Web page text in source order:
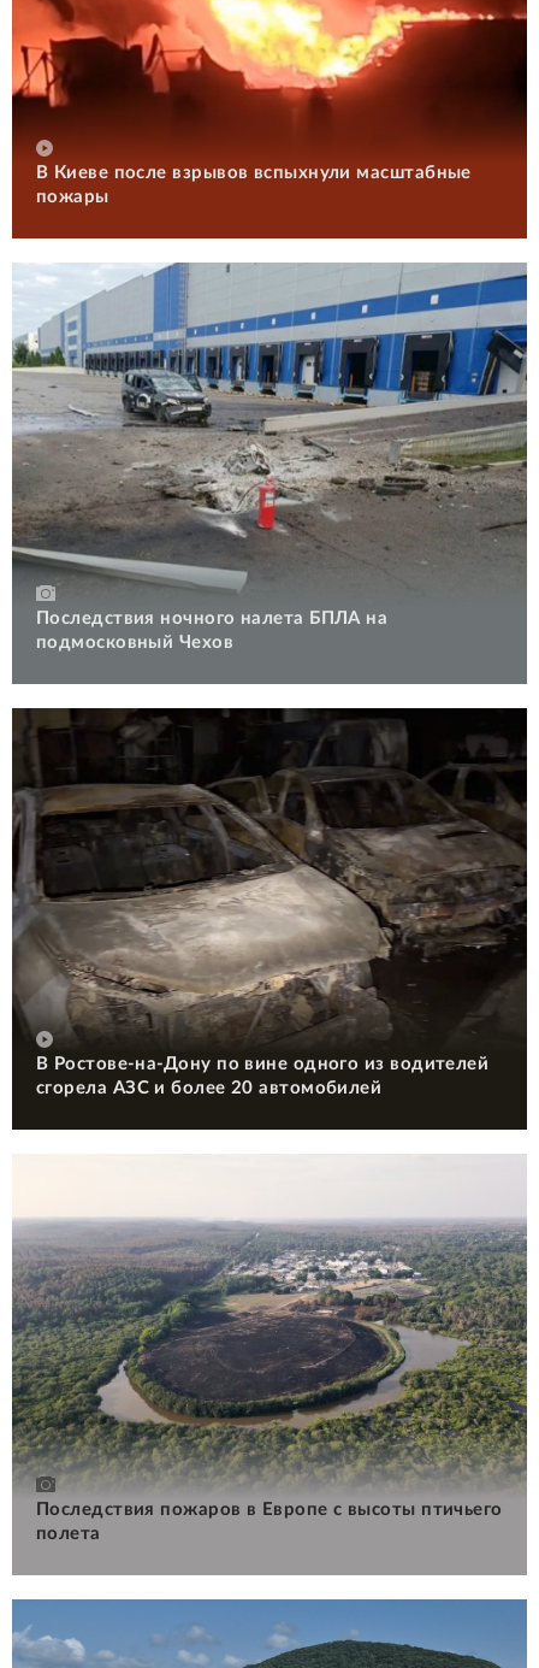
В Киеве после взрывов вспыхнули масштабные
пожары
Последствия ночного налета БПЛА на
подмосковный Чехов
В Ростове-на-Дону по вине одного из водителей
сгорела АЗС и более 20 автомобилей
Последствия пожаров в Европе с высоты птичьего
полета